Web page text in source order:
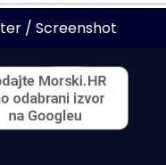
/ Screenshot